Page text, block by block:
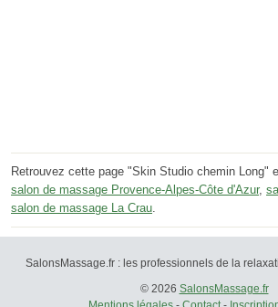
Retrouvez cette page "Skin Studio chemin Long"
salon de massage Provence-Alpes-Côte d'Azur,
salon de massage La Crau
SalonsMassage.fr : les professionnels de la
© 2026 SalonsMassage.fr